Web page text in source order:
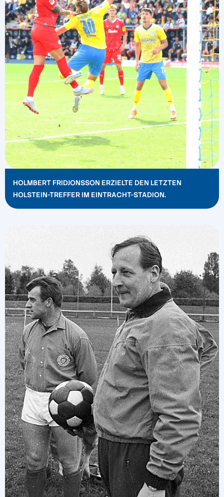
HOLMBERT FRIDJONSSON ERZIELTE DEN LETZTEN
HOLSTEIN-TREFFER IM EINTRACHT-STADION.